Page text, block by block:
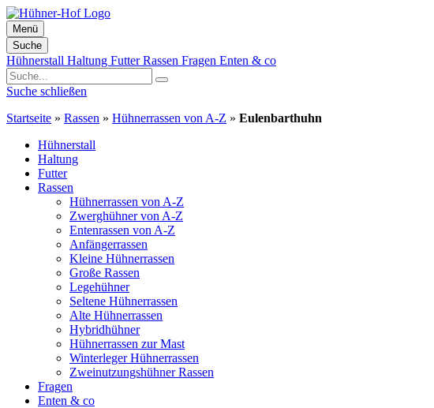
Menü
Suche
Zum
Inhalt
springen
Hühnerstall Haltung FutterRassen Fragen Enten & co
Suche schließen
Startseite » Rassen » Hühnerrassen von A-Z » Eulenbarthuhn
Hühnerstall
Haltung
Futter
Rassen
Hühnerrassen von A-Z
Zwerghühner von A-Z
Entenrassen von A-Z
Anfängerrassen
Kleine Hühnerrassen
Große Rassen
Legehühner
Seltene Hühnerrassen
Alte Hühnerrassen
Hybridhühner
Hühnerrassen zur Mast
Winterleger Hühnerrassen
Zweinutzungshühner Rassen
Fragen
Enten & co